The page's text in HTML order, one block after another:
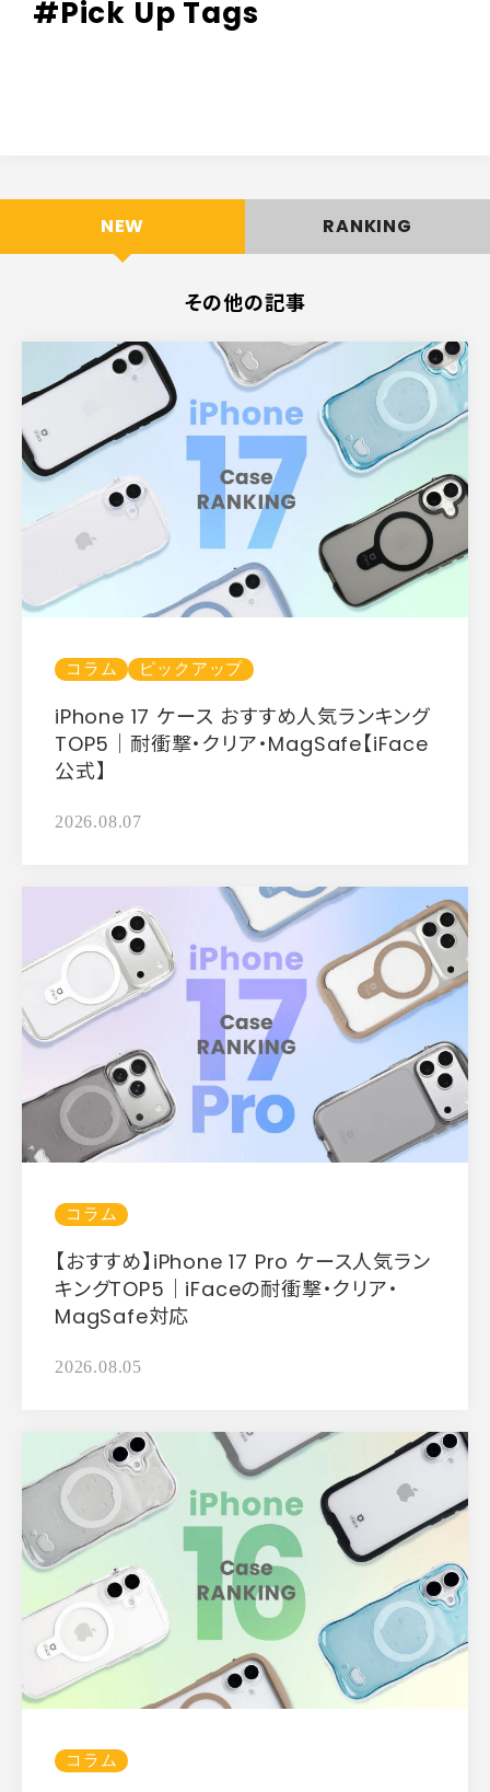
#Pick Up Tags
NEW RANKING
その他の記事
コラム ピックアップ
iPhone 17 ケース おすすめ人気ランキング
TOP5｜耐衝撃・クリア・MagSafe【iFace
公式】
2026.08.07
コラム
【おすすめ】iPhone 17 Pro ケース人気ラン
キングTOP5｜iFaceの耐衝撃・クリア・
MagSafe対応
2026.08.05
コラム